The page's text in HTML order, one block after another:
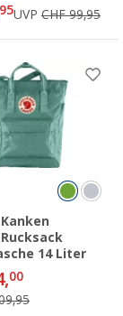
95UVP CHF 99,95
14 Liter
00